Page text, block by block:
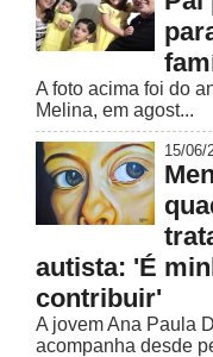
A foto acima foi do
Melina, em agost...
15/06/
autista: 'É
contribuir'
A jovem Ana Paula
acompanha desde